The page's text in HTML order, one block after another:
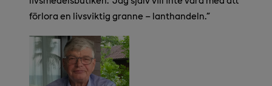
förlora en livsviktig granne – lanthandeln.”